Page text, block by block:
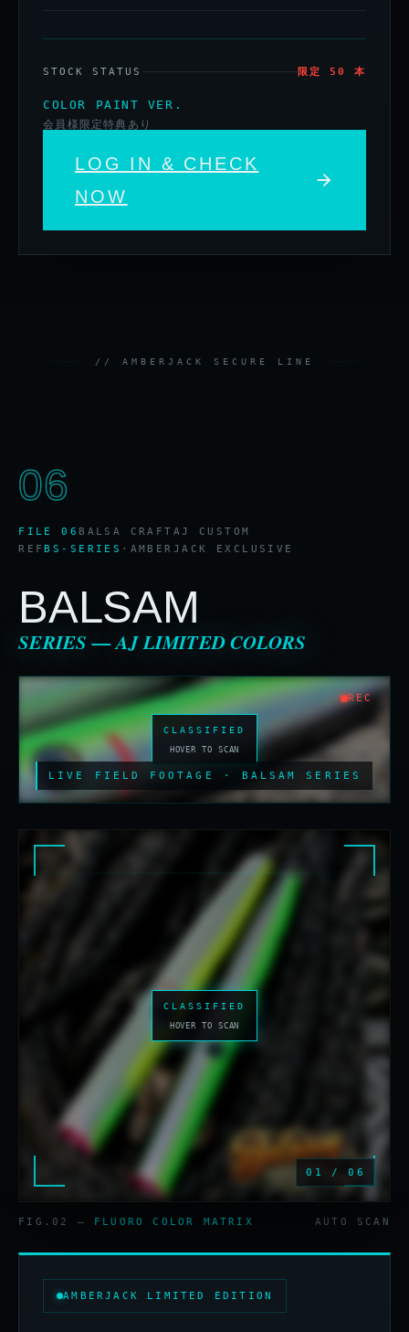
STOCK STATUS 限定 50 本
COLOR PAINT VER.
会員様限定特典あり
LOG IN & CHECK
NOW
06
FILE 06 BALSA CRAFT AJ CUSTOM
REF BS-SERIES · AMBERJACK EXCLUSIVE
BALSAM
SERIES — AJ LIMITED COLORS
CLASSIFIED
HOVER TO SCAN
LIVE FIELD FOOTAGE · BALSAM SERIES
REC
CLASSIFIED
HOVER TO SCAN
01 / 06
FIG.02 — FLUORO COLOR MATRIX AUTO SCAN
AMBERJACK LIMITED EDITION